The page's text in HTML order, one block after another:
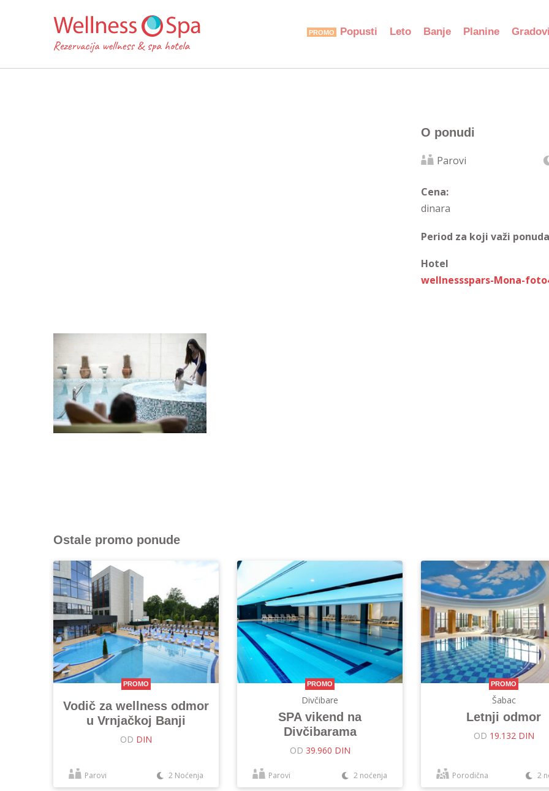
Popusti Leto Banje Planine
O ponudi
Parovi
Cena:
dinara
Period za koji važi
Hotel
wellnessspars-Mona-
Ostale promo ponude
PROMO
Vodič za wellness odmor
u Vrnjačkoj Banji
OD DIN
Parovi 2 Noćenja
PROMO
Divčibare
SPA vikend na
Divčibarama
OD 39.960 DIN
Parovi 2 noćenja
PROMO
Šabac
Letnji odmor
OD 19.132 DIN
Porodična 2